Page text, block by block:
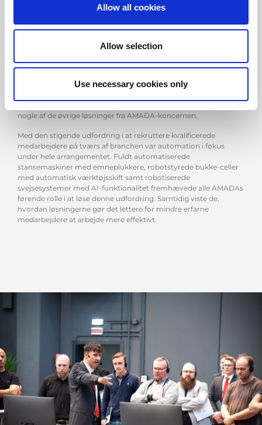
Allow all cookies
Allow selection
Use necessary cookies only
Total Solutions
Et centralt tema var præsentationen af “total solutions,” som
bukke- og svejseteknologier integreres for at optimere det
fremhævede det problemfri samarbejde mellem virksomhedens
nogle af de øvrige løsninger fra AMADA-koncernen.
Med den stigende udfordring i at rekruttere kvalificerede
medarbejdere på tværs af branchen var automation i fokus
under hele arrangementet. Fuldt automatiserede
stansemaskiner med emneplukkere, robotstyrede bukke-celler
med automatisk værktøjsskift samt robotiserede
svejsesystemer med AI-funktionalitet fremhævede alle AMADAs
førende rolle i at løse denne udfordring. Samtidig viste de,
hvordan løsningerne gør det lettere for mindre erfarne
medarbejdere at arbejde mere effektivt.